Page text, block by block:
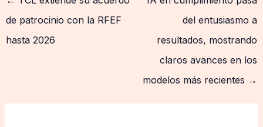
de patrocinio con la RFEF
hasta 2026
del entusiasmo a
resultados, mostrando
claros avances en los
modelos más recientes →